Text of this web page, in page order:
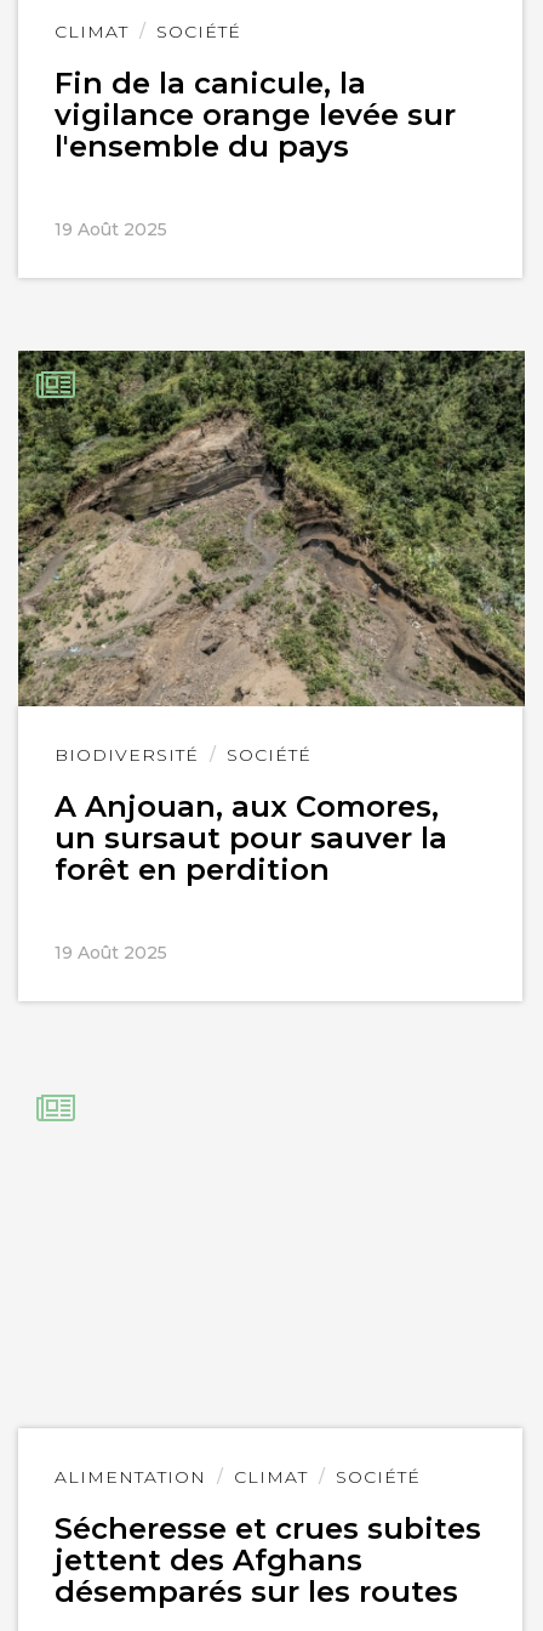
CLIMAT SOCIÉTÉ
Fin de la canicule, la
vigilance orange levée sur
l'ensemble du pays
19 Août 2025
Lire
BIODIVERSITÉ SOCIÉTÉ
A Anjouan, aux Comores,
un sursaut pour sauver la
forêt en perdition
19 Août 2025
Lire
ALIMENTATION CLIMAT SOCIÉTÉ
Sécheresse et crues subites
jettent des Afghans
désemparés sur les routes
Lire